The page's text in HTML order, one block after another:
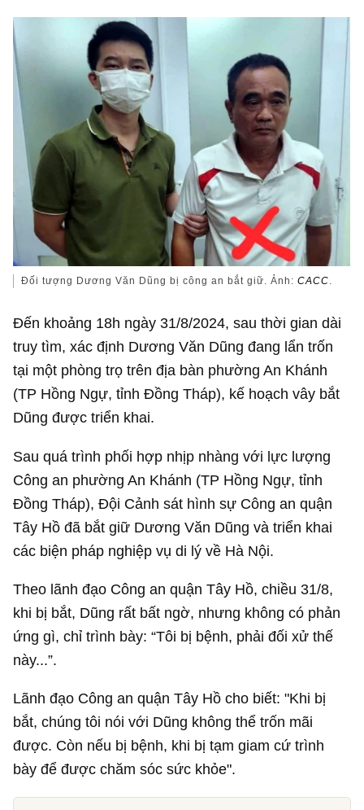
Đối tượng Dương Văn Dũng bị công an bắt giữ. Ảnh:CACC.
Đến khoảng 18h ngày 31/8/2024, sau thời gian dài
truy tìm, xác định Dương Văn Dũng đang lẩn trốn
tại một phòng trọ trên địa bàn phường An Khánh
(TP Hồng Ngự, tỉnh Đồng Tháp), kế hoạch vây bắt
Dũng được triển khai.
Sau quá trình phối hợp nhịp nhàng với lực lượng
Công an phường An Khánh (TP Hồng Ngự, tỉnh
Đồng Tháp), Đội Cảnh sát hình sự Công an quận
Tây Hồ đã bắt giữ Dương Văn Dũng và triển khai
các biện pháp nghiệp vụ di lý về Hà Nội.
Theo lãnh đạo Công an quận Tây Hồ, chiều 31/8,
khi bị bắt, Dũng rất bất ngờ, nhưng không có phản
ứng gì, chỉ trình bày: “Tôi bị bệnh, phải đối xử thế
này...”.
Lãnh đạo Công an quận Tây Hồ cho biết: "Khi bị
bắt, chúng tôi nói với Dũng không thể trốn mãi
được. Còn nếu bị bệnh, khi bị tạm giam cứ trình
bày để được chăm sóc sức khỏe".